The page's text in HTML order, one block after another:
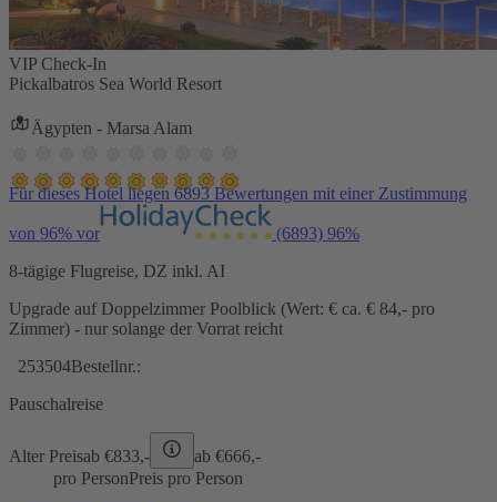
VIP Check-In
Pickalbatros Sea World Resort
Ägypten - Marsa Alam
Für dieses Hotel liegen 6893 Bewertungen mit einer Zustimmung
von 96% vor (6893) 96%
8-tägige Flugreise, DZ inkl. AI
Upgrade auf Doppelzimmer Poolblick (Wert: € ca. € 84,- pro
Zimmer) - nur solange der Vorrat reicht
253504Bestellnr.:
Pauschalreise
Alter Preisab €833,- ab €666,-
pro PersonPreis pro Person